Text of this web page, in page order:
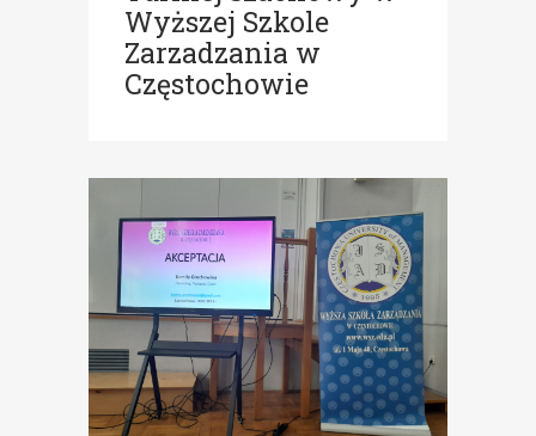
Wyższej Szkole
Zarzadzania w
Częstochowie